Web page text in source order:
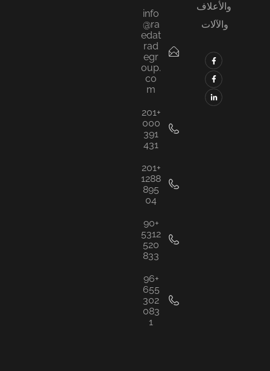
والأعلاف
والآلات
info
@ra
edat
rad
egr
oup.
co
m
+201
000
391
431
+201
1288
895
04
+90
5312
520
833
+96
655
302
083
1